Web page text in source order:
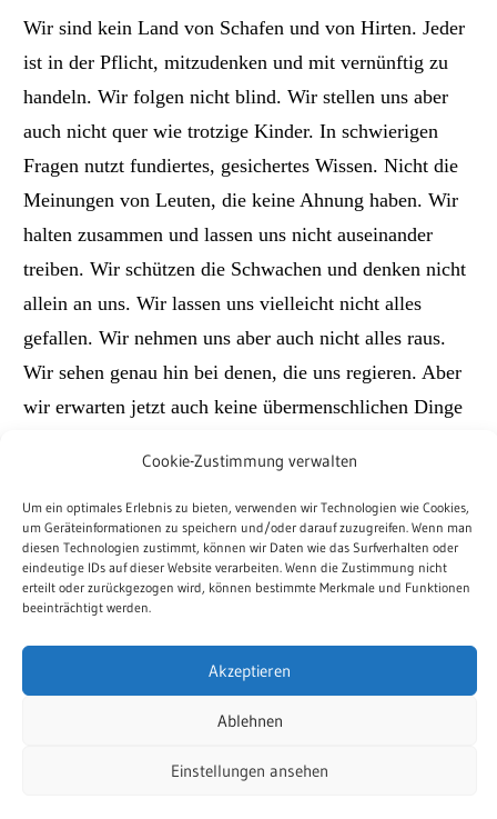
Cookie-Zustimmung verwalten
Um ein optimales Erlebnis zu bieten, verwenden wir Technologien wie Cookies,
um Geräteinformationen zu speichern und/oder darauf zuzugreifen. Wenn man
diesen Technologien zustimmt, können wir Daten wie das Surfverhalten oder
eindeutige IDs auf dieser Website verarbeiten. Wenn die Zustimmung nicht
erteilt oder zurückgezogen wird, können bestimmte Merkmale und Funktionen
beeinträchtigt werden.
Akzeptieren
Ablehnen
Einstellungen ansehen
Wir sind kein Land von Schafen und von Hirten. Jeder
ist in der Pflicht, mitzudenken und mit vernünftig zu
handeln. Wir folgen nicht blind. Wir stellen uns aber
auch nicht quer wie trotzige Kinder. In schwierigen
Fragen nutzt fundiertes, gesichertes Wissen. Nicht die
Meinungen von Leuten, die keine Ahnung haben. Wir
halten zusammen und lassen uns nicht auseinander
treiben. Wir schützen die Schwachen und denken nicht
allein an uns. Wir lassen uns vielleicht nicht alles
gefallen. Wir nehmen uns aber auch nicht alles raus.
Wir sehen genau hin bei denen, die uns regieren. Aber
wir erwarten jetzt auch keine übermenschlichen Dinge
Und wir verlieren nicht aus dem Blick: Der Feind, das
ist die Krankheit. Sie tötet Menschen und sie stürzt
Familien ins Unglück. Sie fordert Pflegern und
Ärztinnen unglaublich viel ab. Sie verlangt von
Lehrern und von Verkäuferinnen, dass sie sich in
Gefahr begeben, sich anzustecken. Weil wir weiter
einkaufen müssen. Weil unsere Kinder etwas lernen
müssen wir einen klaren Kopf bewahren.